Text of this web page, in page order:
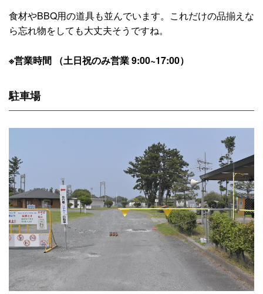
食材やBBQ用の道具も並んでいます。これだけの品揃えな
ら忘れ物をしても大丈夫そうですね。
※営業時間 （土日祝のみ営業 9:00~17:00）
駐車場